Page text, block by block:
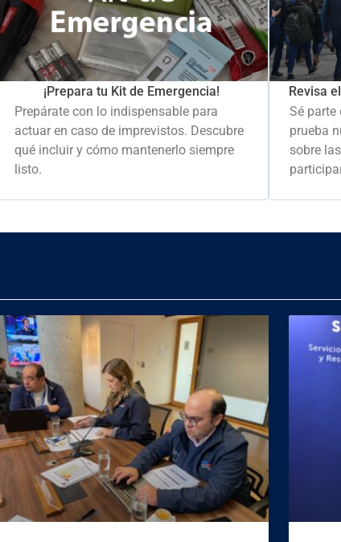
¡Prepara tu Kit de Emergencia!
Prepárate con lo indispensable para
actuar en caso de imprevistos. Descubre
qué incluir y cómo mantenerlo siempre
listo.
Revisa
Sé parte
prueba
sobre